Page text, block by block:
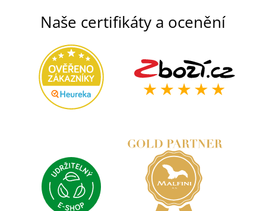
Naše certifikáty a ocenění